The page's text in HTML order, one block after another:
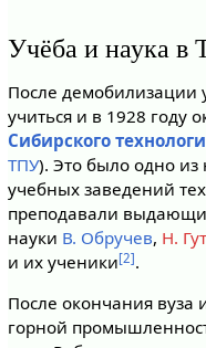
Учёба и наука в
После демобилизации
учиться и в 1928 году
Сибирского
ТПУ). Это было одно
учебных заведений
преподавали
науки В. Обручев, Н.
и их ученики[2].
После окончания
горной